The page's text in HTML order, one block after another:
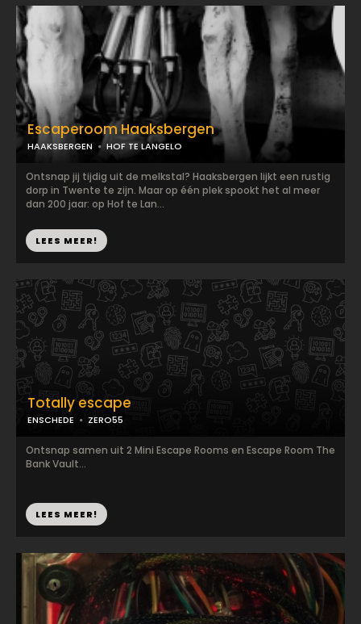
Escaperoom Haaksbergen
HAAKSBERGEN HOF TE LANGELO
Ontsnap jij tijdig uit de melkstal? Haaksbergen lijkt een rustig
dorp in Twente te zijn. Maar op één plek spookt het al meer
dan 200 jaar: op Hof te Lan...
LEES MEER!
Totally escape
ENSCHEDE ZERO55
Ontsnap samen uit 2 Mini Escape Rooms en Escape Room The
Bank Vault...
LEES MEER!